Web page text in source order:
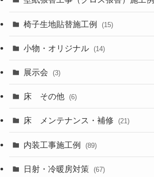
椅子生地貼替施工例 (15)
小物・オリジナル (14)
展示会 (3)
床 その他 (6)
床 メンテナンス・補修 (21)
内装工事施工例 (89)
日射・冷暖房対策 (67)